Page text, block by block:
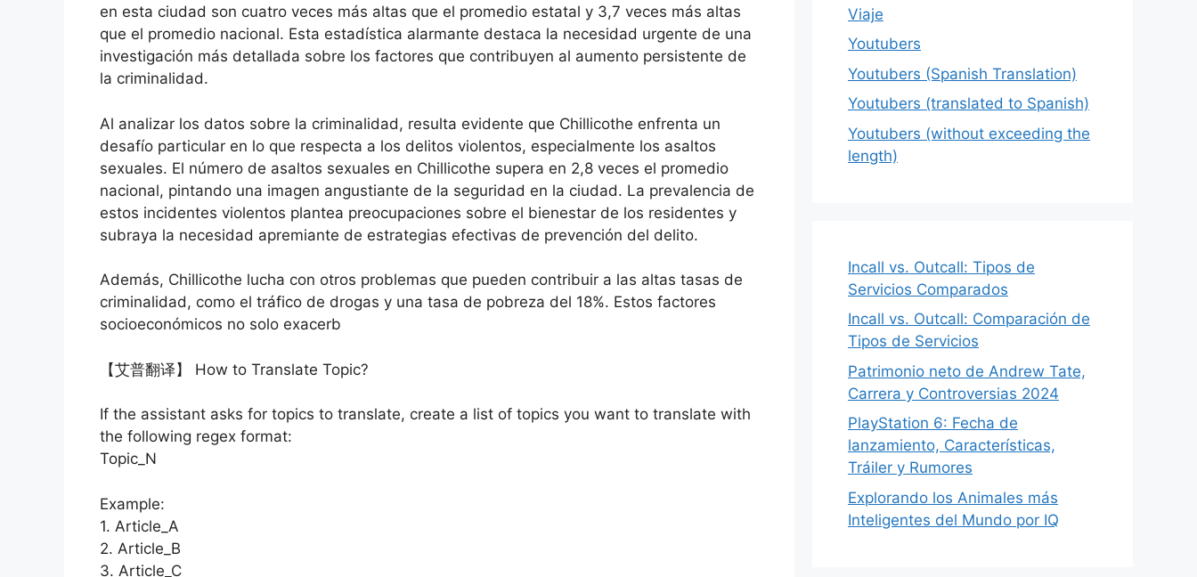
en esta ciudad son cuatro veces más altas que el promedio estatal y 3,7 veces más altas
que el promedio nacional. Esta estadística alarmante destaca la necesidad urgente de una
investigación más detallada sobre los factores que contribuyen al aumento persistente de
la criminalidad.
Al analizar los datos sobre la criminalidad, resulta evidente que Chillicothe enfrenta un
desafío particular en lo que respecta a los delitos violentos, especialmente los asaltos
sexuales. El número de asaltos sexuales en Chillicothe supera en 2,8 veces el promedio
nacional, pintando una imagen angustiante de la seguridad en la ciudad. La prevalencia de
estos incidentes violentos plantea preocupaciones sobre el bienestar de los residentes y
subraya la necesidad apremiante de estrategias efectivas de prevención del delito.
Además, Chillicothe lucha con otros problemas que pueden contribuir a las altas tasas de
criminalidad, como el tráfico de drogas y una tasa de pobreza del 18%. Estos factores
socioeconómicos no solo exacerb
【艾普翻译】 How to Translate Topic?
If the assistant asks for topics to translate, create a list of topics you want to translate with
the following regex format:
Topic_N
Example:
1. Article_A
2. Article_B
3. Article_C
Viaje
Youtubers
Youtubers (Spanish Translation)
Youtubers (translated to Spanish)
Youtubers (without exceeding the
length)
Incall vs. Outcall: Tipos de
Servicios Comparados
Incall vs. Outcall: Comparación de
Tipos de Servicios
Patrimonio neto de Andrew Tate,
Carrera y Controversias 2024
PlayStation 6: Fecha de
lanzamiento, Características,
Tráiler y Rumores
Explorando los Animales más
Inteligentes del Mundo por IQ